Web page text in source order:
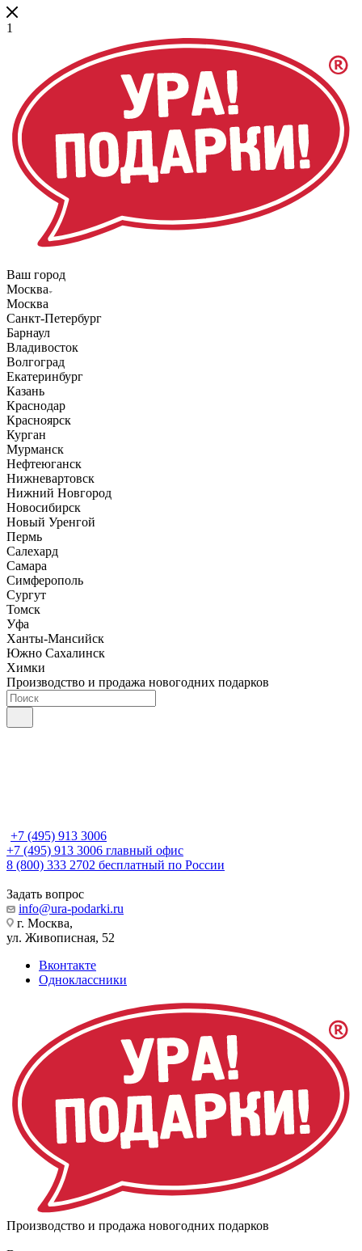
1
Ваш город
Москва
Москва
Санкт-Петербург
Барнаул
Владивосток
Волгоград
Екатеринбург
Казань
Краснодар
Красноярск
Курган
Мурманск
Нефтеюганск
Нижневартовск
Нижний Новгород
Новосибирск
Новый Уренгой
Пермь
Салехард
Самара
Симферополь
Сургут
Томск
Уфа
Ханты-Мансийск
Южно Сахалинск
Химки
Производство и продажа новогодних подарков
+7 (495) 913 3006
+7 (495) 913 3006 главный офис
8 (800) 333 2702 бесплатный по России
Задать вопрос
info@ura-podarki.ru
г. Москва,
ул. Живописная, 52
Вконтакте
Одноклассники
Производство и продажа новогодних подарков